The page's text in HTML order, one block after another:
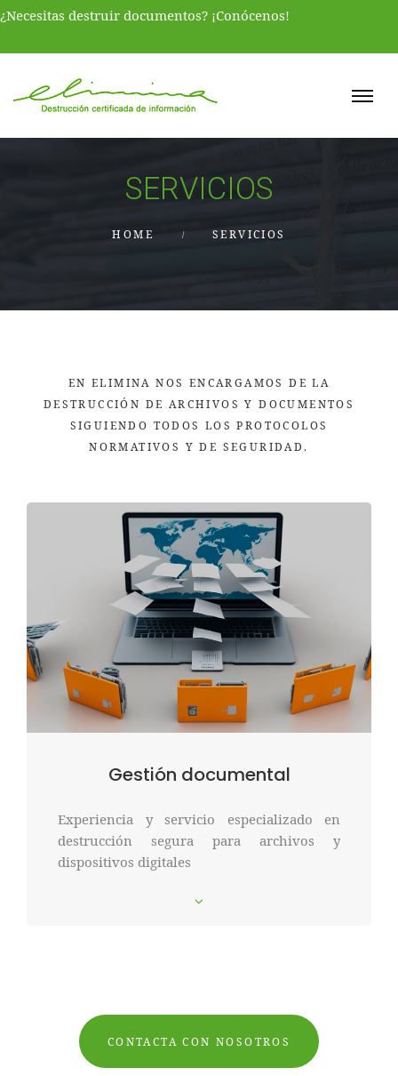
¿Necesitas destruir documentos? ¡Conócenos!
SERVICIOS
HOME SERVICIOS
EN ELIMINA NOS ENCARGAMOS DE LA
DESTRUCCIÓN DE ARCHIVOS Y DOCUMENTOS
SIGUIENDO TODOS LOS PROTOCOLOS
NORMATIVOS Y DE SEGURIDAD.
Gestión documental
Experiencia y servicio especializado en
destrucción segura para archivos y
dispositivos digitales
CONTACTA CON NOSOTROS